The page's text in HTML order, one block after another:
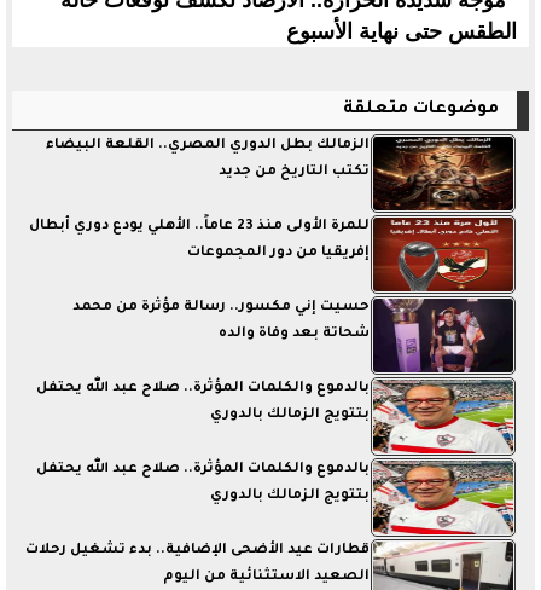
الطقس حتى نهاية الأسبوع
موضوعات متعلقة
الزمالك بطل الدوري المصري.. القلعة البيضاء
تكتب التاريخ من جديد
للمرة الأولى منذ 23 عاماً.. الأهلي يودع دوري أبطال
إفريقيا من دور المجموعات
حسيت إني مكسور.. رسالة مؤثرة من محمد
شحاتة بعد وفاة والده
بالدموع والكلمات المؤثرة.. صلاح عبد الله يحتفل
بتتويج الزمالك بالدوري
بالدموع والكلمات المؤثرة.. صلاح عبد الله يحتفل
بتتويج الزمالك بالدوري
قطارات عيد الأضحى الإضافية.. بدء تشغيل رحلات
الصعيد الاستثنائية من اليوم